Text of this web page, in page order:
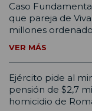
Caso
que pareja de
millones
VER MÁS
Ejército pide al
pensión de $2,7
homicidio de